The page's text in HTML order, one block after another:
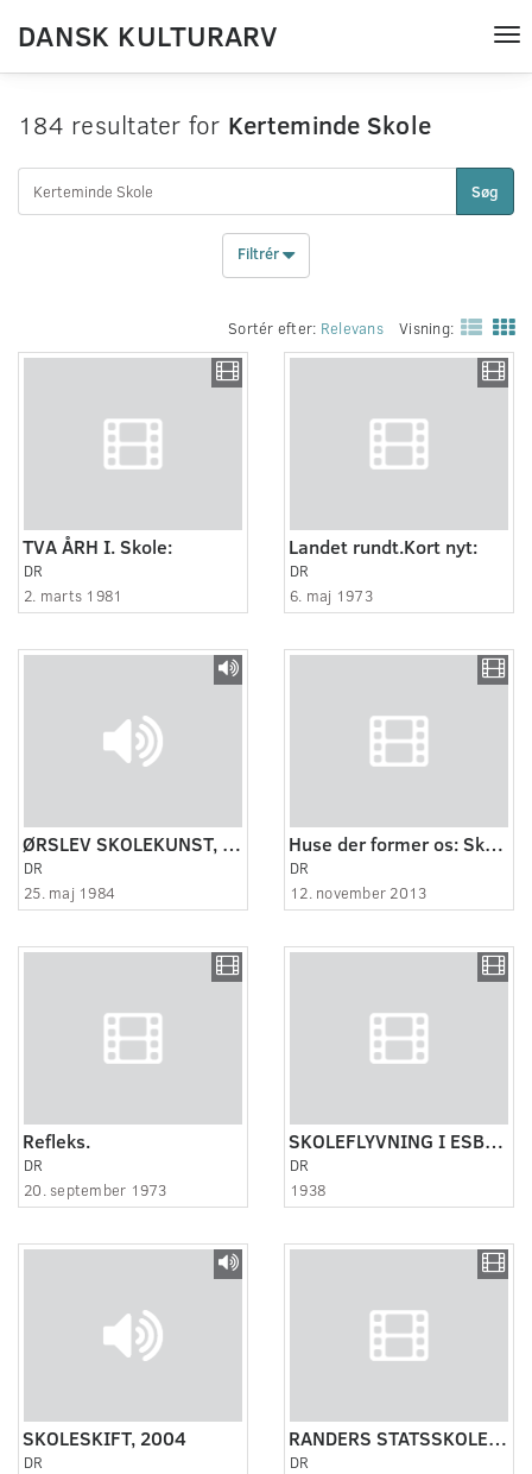
DANSK KULTURARV
184 resultater for Kerteminde Skole
Søg
Filtrér
Sortér efter: Relevans Visning:
TVA ÅRH I. Skole:
DR
2. marts 1981
Landet rundt.Kort nyt:
DR
6. maj 1973
ØRSLEV SKOLEKUNST, 1984
DR
25. maj 1984
Huse der former os: Skolen (1:6)
DR
12. november 2013
Refleks.
DR
20. september 1973
SKOLEFLYVNING I ESBJERG 1938
DR
1938
SKOLESKIFT, 2004
DR
RANDERS STATSSKOLE 2 1938 - 1942
DR